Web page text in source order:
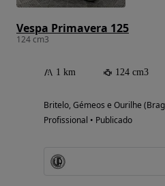
Vespa Primavera 125
124 cm3
1 km 124 cm3
Britelo, Gémeos e Ourilhe
Profissional • Publicado